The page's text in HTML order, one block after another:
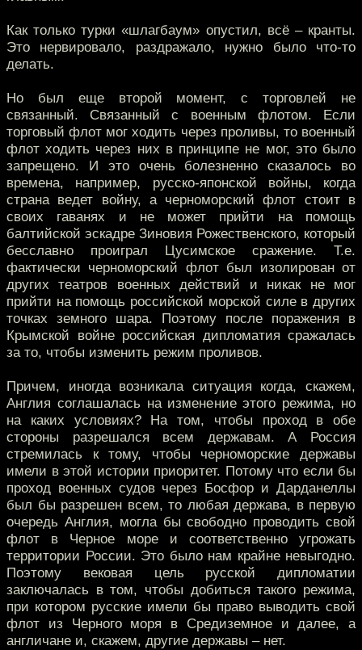
Как только турки «шлагбаум» опустил, всё – кранты.
Это нервировало, раздражало, нужно было что-то
делать.
Но был еще второй момент, с торговлей не
связанный. Связанный с военным флотом. Если
торговый флот мог ходить через проливы, то военный
флот ходить через них в принципе не мог, это было
запрещено. И это очень болезненно сказалось во
времена, например, русско-японской войны, когда
страна ведет войну, а черноморский флот стоит в
своих гаванях и не может прийти на помощь
балтийской эскадре Зиновия Рожественского, который
бесславно проиграл Цусимское сражение. Т.е.
фактически черноморский флот был изолирован от
других театров военных действий и никак не мог
прийти на помощь российской морской силе в других
точках земного шара. Поэтому после поражения в
Крымской войне российская дипломатия сражалась
за то, чтобы изменить режим проливов.
Причем, иногда возникала ситуация когда, скажем,
Англия соглашалась на изменение этого режима, но
на каких условиях? На том, чтобы проход в обе
стороны разрешался всем державам. А Россия
стремилась к тому, чтобы черноморские державы
имели в этой истории приоритет. Потому что если бы
проход военных судов через Босфор и Дарданеллы
был бы разрешен всем, то любая держава, в первую
очередь Англия, могла бы свободно проводить свой
флот в Черное море и соответственно угрожать
территории России. Это было нам крайне невыгодно.
Поэтому вековая цель русской дипломатии
заключалась в том, чтобы добиться такого режима,
при котором русские имели бы право выводить свой
флот из Черного моря в Средиземное и далее, а
англичане и, скажем, другие державы – нет.